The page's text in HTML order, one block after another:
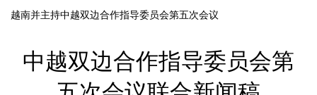
越南并主持中越双边合作指导委员会第五次会议
中越双边合作指导委员会第